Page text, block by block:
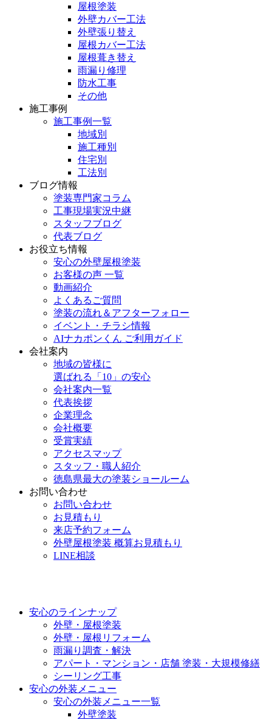
屋根塗装
外壁カバー工法
外壁張り替え
屋根カバー工法
屋根葺き替え
雨漏り修理
防水工事
その他
施工事例
施工事例一覧
地域別
施工種別
住宅別
工法別
ブログ情報
塗装専門家コラム
工事現場実況中継
スタッフブログ
代表ブログ
お役立ち情報
安心の外壁屋根塗装
お客様の声 一覧
動画紹介
よくあるご質問
塗装の流れ＆アフターフォロー
イベント・チラシ情報
AIナカポンくん ご利用ガイド
会社案内
地域の皆様に
選ばれる「10」の安心
会社案内一覧
代表挨拶
企業理念
会社概要
受賞実績
アクセスマップ
スタッフ・職人紹介
徳島県最大の塗装ショールーム
お問い合わせ
お問い合わせ
お見積もり
来店予約フォーム
外壁屋根塗装 概算お見積もり
LINE相談
安心のラインナップ
外壁・屋根塗装
外壁・屋根リフォーム
雨漏り調査・解決
アパート・マンション・店舗 塗装・大規模修繕
シーリング工事
安心の外装メニュー
安心の外装メニュー一覧
外壁塗装